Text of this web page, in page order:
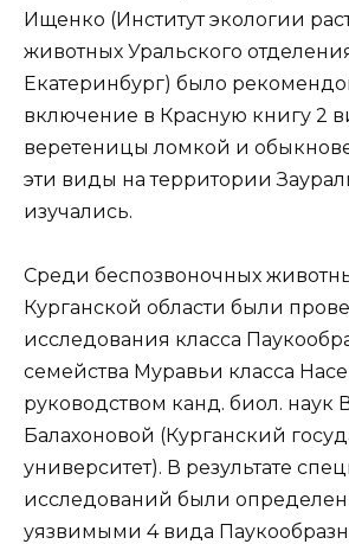
Ищенко (Институт экологии
животных Уральского
Екатеринбург) было
включение в Красную книгу 2
веретеницы ломкой и
эти виды на территории
изучались.
Среди беспозвоночных
Курганской области были
исследования класса
семейства Муравьи класса
руководством канд. биол. наук
Балахоновой (Курганский
университет). В результате
исследований были
уязвимыми 4 вида